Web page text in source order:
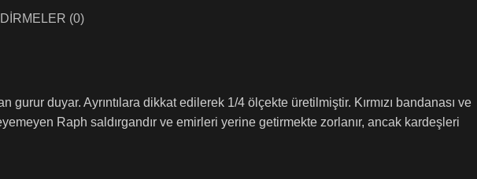
(0)
duyar. Ayrıntılara dikkat edilerek 1/4 ölçekte üretilmiştir. Kırmızı bandanası ve
Raph saldırgandır ve emirleri yerine getirmekte zorlanır, ancak kardeşleri